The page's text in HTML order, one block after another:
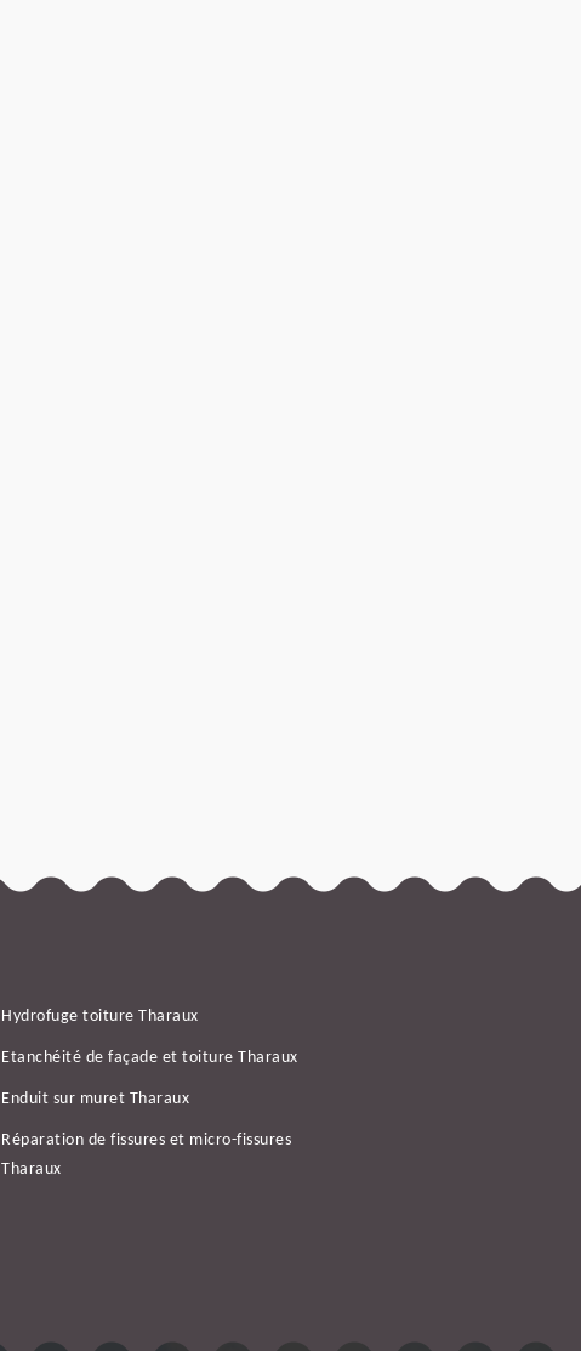
Hydrofuge toiture Tharaux
Etanchéité de façade et toiture Tharaux
Enduit sur muret Tharaux
Réparation de fissures et micro-fissures
Tharaux